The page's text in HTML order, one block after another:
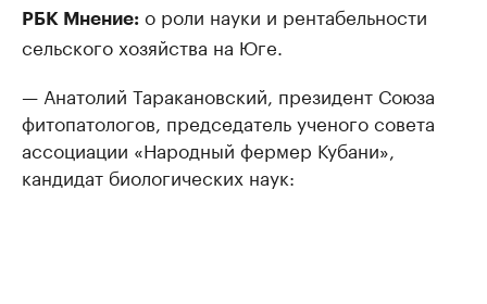
РБК Мнение: о роли науки и рентабельности
сельского хозяйства на Юге.
— Анатолий Таракановский, президент Союза
фитопатологов, председатель ученого совета
ассоциации «Народный фермер Кубани»,
кандидат биологических наук: